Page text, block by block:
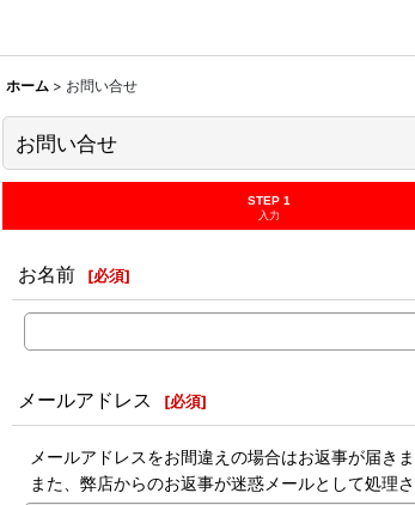
ホーム > お問い合せ
お問い合せ
STEP 1
入力
お名前 [必須]
メールアドレス [必須]
メールアドレスをお間違えの場合はお返事が届き
また、弊店からのお返事が迷惑メールとして処理